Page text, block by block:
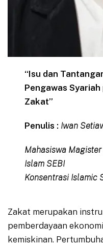
“Isu dan
Pengawas
Zakat”
Penulis : Iwan
Mahasiswa
Islam SEBI
Konsentrasi Islamic
Zakat merupakan
pemberdayaan
kemiskinan.